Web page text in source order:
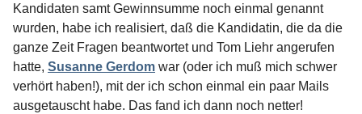
Kandidaten samt Gewinnsumme noch einmal genannt
wurden, habe ich realisiert, daß die Kandidatin, die da die
ganze Zeit Fragen beantwortet und Tom Liehr angerufen
hatte, Susanne Gerdom war (oder ich muß mich schwer
verhört haben!), mit der ich schon einmal ein paar Mails
ausgetauscht habe. Das fand ich dann noch netter!